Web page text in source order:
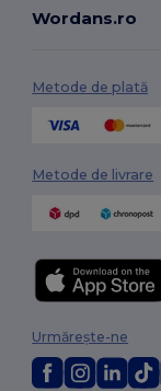
Wordans.ro
Metode de plată
Metode de livrare
Urmărește-ne